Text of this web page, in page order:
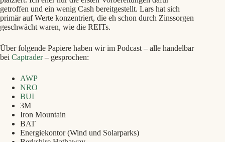
getroffen und ein wenig Cash bereitgestellt. Lars hat sich
primär auf Werte konzentriert, die eh schon durch Zinssorgen
geschwächt waren, wie die REITs.
Über folgende Papiere haben wir im Podcast – alle handelbar
bei Captrader– gesprochen:
AWP
NRO
BUI
3M
Iron Mountain
BAT
Energiekontor (Wind und Solarparks)